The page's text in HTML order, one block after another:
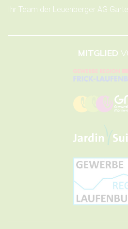
Ihr Team der Leuenberger AG
MITGLIED